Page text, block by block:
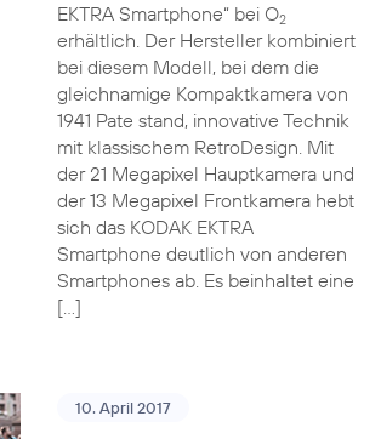
EKTRA Smartphone“ bei O2
erhältlich. Der Hersteller kombiniert
bei diesem Modell, bei dem die
gleichnamige Kompaktkamera von
1941 Pate stand, innovative Technik
mit klassischem RetroDesign. Mit
der 21 Megapixel Hauptkamera und
der 13 Megapixel Frontkamera hebt
sich das KODAK EKTRA
Smartphone deutlich von anderen
Smartphones ab. Es beinhaltet eine
[…]
10. April 2017